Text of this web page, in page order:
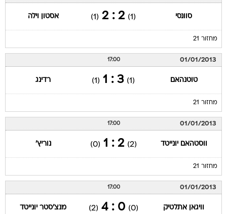
סוונסי (1)
2 : 2
(1) אסטון וילה
מחזור 21
01/01/2013
17:00
טוטנהאם (1)
3 : 1
(1) רדינג
מחזור 21
01/01/2013
17:00
ווסטהאם יונייטד (2)
2 : 1
(0) נוריץ'
מחזור 21
01/01/2013
17:00
וויגאן אתלטיק (0)
0 : 4
(2) מנצ'סטר יונייטד